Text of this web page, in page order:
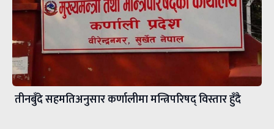
तीनबुँदे सहमतिअनुसार कर्णालीमा मन्त्रिपरिषद् विस्तार हुँदै